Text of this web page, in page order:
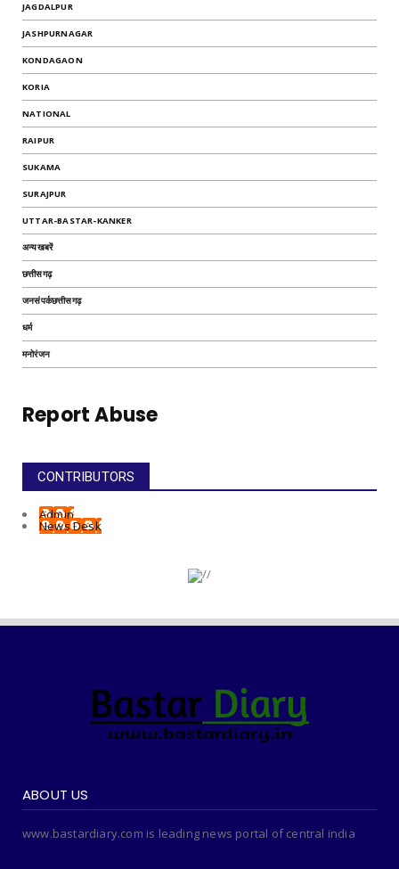
JAGDALPUR
JASHPURNAGAR
KONDAGAON
KORIA
NATIONAL
RAIPUR
SUKAMA
SURAJPUR
UTTAR-BASTAR-KANKER
अन्यखबरें
छत्तीसगढ़
जनसंपर्कछत्तीसगढ़
धर्म
मनोरंजन
Report Abuse
CONTRIBUTORS
Admin
News Desk
ABOUT US
www.bastardiary.com is leading news portal of central india